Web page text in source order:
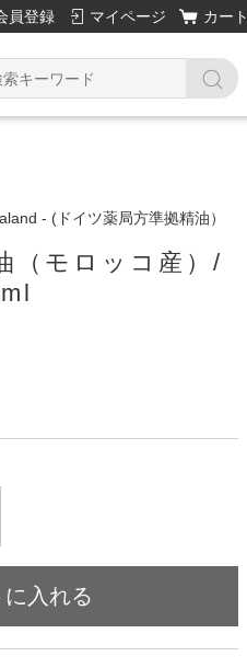
員登録 マイページ カート
- (ドイツ薬局方準拠精油）
（モロッコ産）/
に入れる